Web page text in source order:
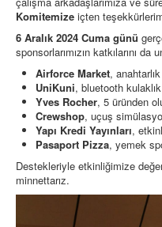
Komitemize içten
6 Aralık 2024 Cuma günü
sponsorlarımızın katkılarını da
Airforce Market,
UniKuni, bluetooth
Yves Rocher, 5 üründen
Crewshop, uçuş
Yapı Kredi Yayınları,
Pasaport Pizza, yemek
Destekleriyle etkinliğimize
minnettarız.